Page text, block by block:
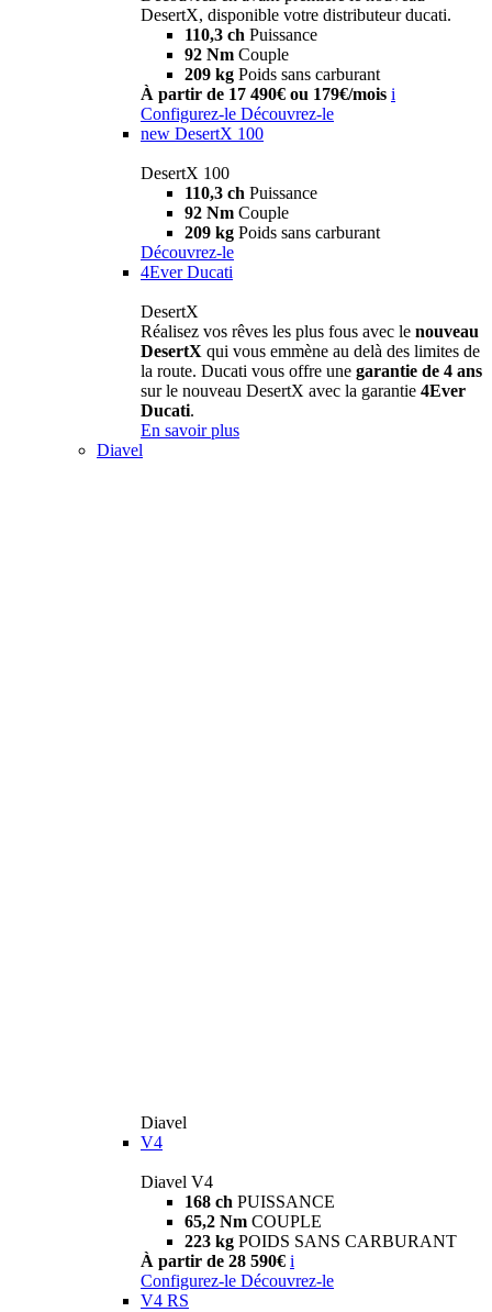
DesertX, disponible votre distributeur ducati.
110,3 ch Puissance
92 Nm Couple
209 kg Poids sans carburant
À partir de 17 490€ ou 179€/mois i
Configurez-le Découvrez-le
new DesertX 100
DesertX 100
110,3 ch Puissance
92 Nm Couple
209 kg Poids sans carburant
Découvrez-le
4Ever Ducati
DesertX
Réalisez vos rêves les plus fous avec le nouveau
DesertX qui vous emmène au delà des limites de
la route. Ducati vous offre une garantie de 4 ans
sur le nouveau DesertX avec la garantie 4Ever
Ducati.
En savoir plus
Diavel
Diavel
V4
Diavel V4
168 ch PUISSANCE
65,2 Nm COUPLE
223 kg POIDS SANS CARBURANT
À partir de 28 590€ i
Configurez-le Découvrez-le
V4 RS